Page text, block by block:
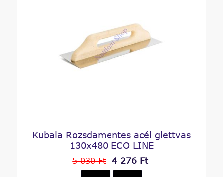
Kubala Rozsdamentes acél glettvas
130x480 ECO LINE
5 030 Ft 4 276 Ft